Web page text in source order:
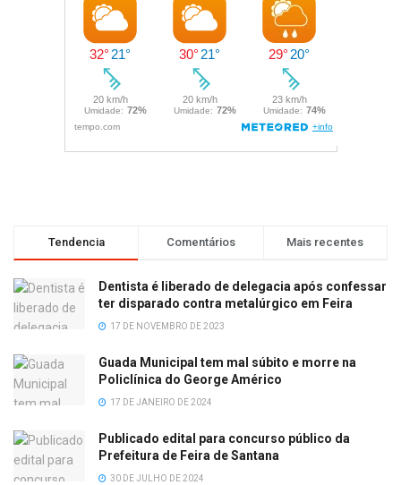
Tendencia Comentários Mais recentes
Dentista é liberado de delegacia após confessar
ter disparado contra metalúrgico em Feira
17 DE NOVEMBRO DE 2023
Guada Municipal tem mal súbito e morre na
Policlínica do George Américo
17 DE JANEIRO DE 2024
Publicado edital para concurso público da
Prefeitura de Feira de Santana
30 DE JULHO DE 2024